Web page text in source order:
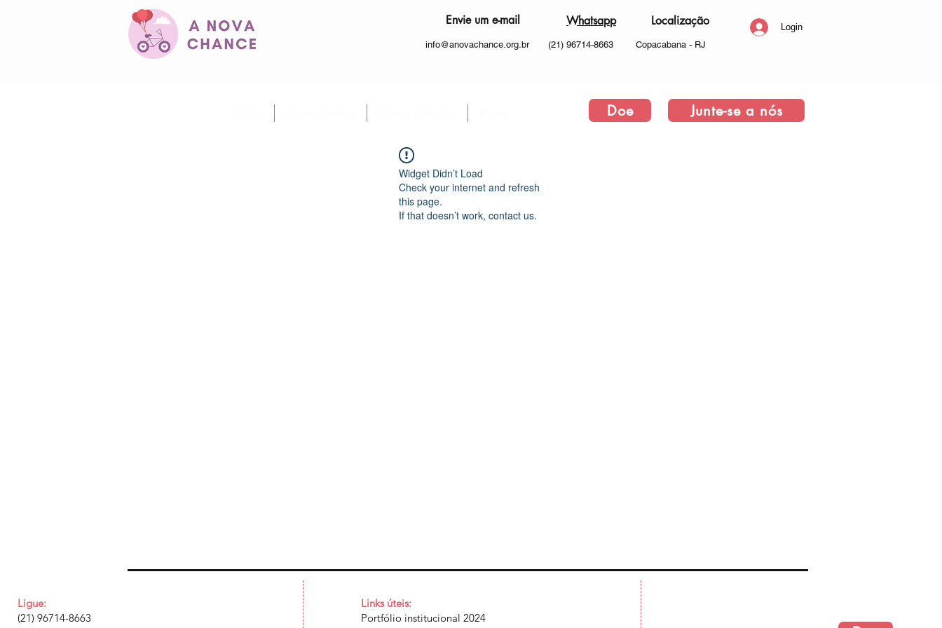
Envie um e-mail
info@anovachance.org.br
Whatsapp
(21) 96714-8663
Localização
Copacabana - RJ
Login
Doe Junte-se a nós
Widget Didn’t Load
Check your internet and refresh
this page.
If that doesn’t work, contact us.
Ligue:
(21) 96714-8663
Links úteis:
Portfólio institucional 2024